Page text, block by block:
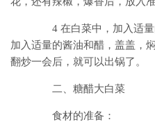
4 在白菜中，加入适量
加入适量的酱油和醋，盖盖，
翻炒一会后，就可以出锅了。
二、糖醋大白菜
食材的准备：